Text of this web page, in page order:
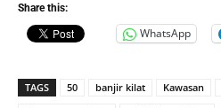
Share this:
WhatsApp
TAGS 50 banjir kilat Kawasan